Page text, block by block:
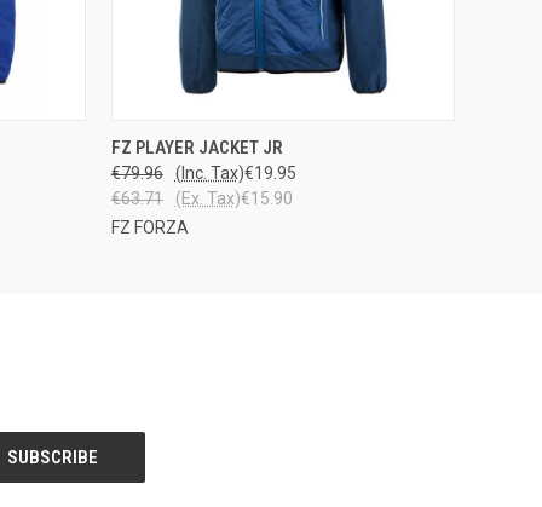
QUICK VIEW
FZ PLAYER JACKET JR
€79.96 €19.95
(Inc. Tax)
€63.71
€15.90
(Ex. Tax)
FZ FORZA